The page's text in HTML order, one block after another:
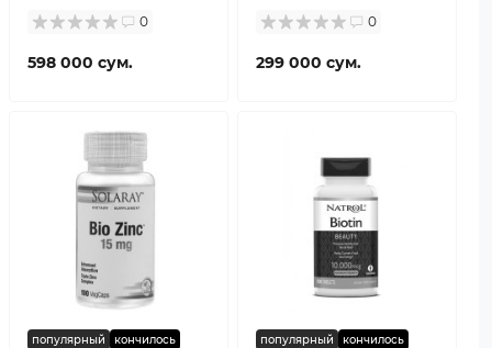
0
598 000 сум.
0
299 000 сум.
популярный кончилось популярный кончилось